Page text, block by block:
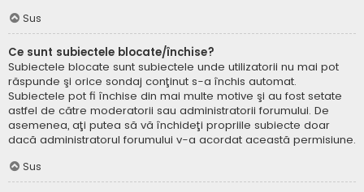
Sus
Ce sunt subiectele blocate/închise?
Subiectele blocate sunt subiectele unde utilizatorii nu mai pot
răspunde şi orice sondaj conţinut s-a închis automat.
Subiectele pot fi închise din mai multe motive şi au fost setate
astfel de către moderatorii sau administratorii forumului. De
asemenea, aţi putea să vă închideţi propriile subiecte doar
dacă administratorul forumului v-a acordat această permisiune.
Sus